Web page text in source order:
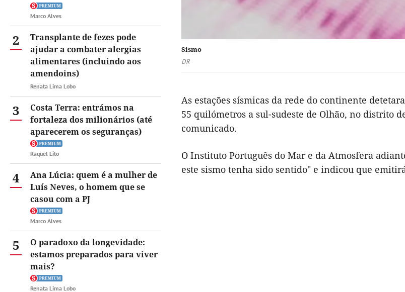
Marco Alves
2
Transplante de fezes pode
ajudar a combater alergias
alimentares (incluindo aos
amendoins)
Renata Lima Lobo
3
Costa Terra: entrámos na
fortaleza dos milionários (até
aparecerem os seguranças)
Raquel Lito
4
Ana Lúcia: quem é a mulher de
Luís Neves, o homem que se
casou com a PJ
Marco Alves
5
O paradoxo da longevidade:
estamos preparados para viver
mais?
Renata Lima Lobo
Sismo
DR
As estações sísmicas da rede do continente
55 quilómetros a sul-sudeste de Olhão, no distrito
comunicado.
O Instituto Português do Mar e da Atmosfera
este sismo tenha sido sentido" e indicou que